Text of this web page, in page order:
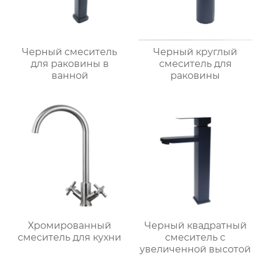
Черный смеситель
для раковины в
ванной
Черный круглый
смеситель для
раковины
Хромированный
смеситель для кухни
Черный квадратный
смеситель с
увеличенной высотой